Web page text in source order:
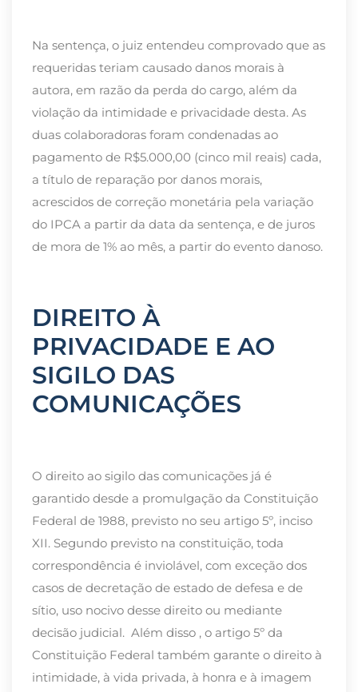
Na sentença, o juiz entendeu comprovado que as
requeridas teriam causado danos morais à
autora, em razão da perda do cargo, além da
violação da intimidade e privacidade desta. As
duas colaboradoras foram condenadas ao
pagamento de R$5.000,00 (cinco mil reais) cada,
a título de reparação por danos morais,
acrescidos de correção monetária pela variação
do IPCA a partir da data da sentença, e de juros
de mora de 1% ao mês, a partir do evento danoso.
DIREITO À
PRIVACIDADE E AO
SIGILO DAS
COMUNICAÇÕES
O direito ao sigilo das comunicações já é
garantido desde a promulgação da Constituição
Federal de 1988, previsto no seu artigo 5º, inciso
XII. Segundo previsto na constituição, toda
correspondência é inviolável, com exceção dos
casos de decretação de estado de defesa e de
sítio, uso nocivo desse direito ou mediante
decisão judicial. Além disso , o artigo 5º da
Constituição Federal também garante o direito à
intimidade, à vida privada, à honra e à imagem